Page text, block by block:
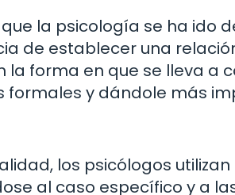
la psicología se ha ido
de establecer una
la forma en que se lleva a
formales y dándole más
los psicólogos
al caso específico y a